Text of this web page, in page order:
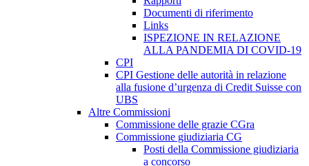
Documenti di riferimento
Links
ISPEZIONE IN RELAZIONE
ALLA PANDEMIA DI COVID-19
CPI
CPI Gestione delle autorità in relazione
alla fusione d’urgenza di Credit Suisse con
UBS
Altre Commissioni
Commissione delle grazie CGra
Commissione giudiziaria CG
Posti della Commissione giudiziaria
a concorso